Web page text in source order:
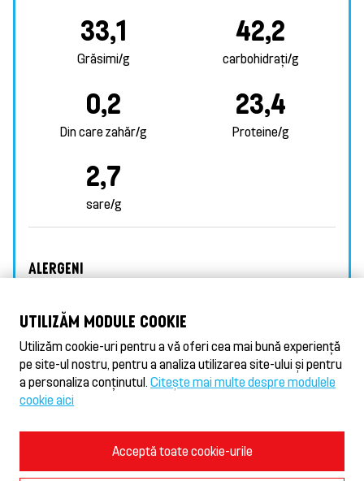
33,1
Grăsimi/g
42,2
carbohidrați/g
0,2
Din care zahăr/g
23,4
Proteine/g
2,7
sare/g
ALERGENI
VALORII NUTRITIONALE
Condiții de utilizare și norme de confidențialitate
UTILIZĂM MODULE COOKIE
Utilizăm cookie-uri pentru a vă oferi cea mai bună experiență
pe site-ul nostru, pentru a analiza utilizarea site-ului și pentru
a personaliza conținutul. Citește mai multe despre modulele
cookie aici
Acceptă toate cookie-urile